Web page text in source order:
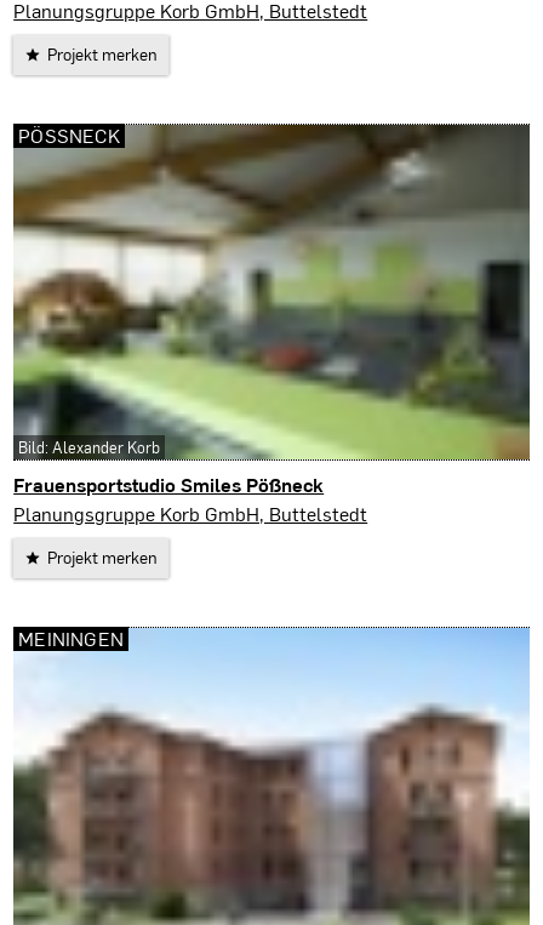
Erfurt
Planungsgruppe Korb GmbH, Buttelstedt
Projekt merken
Frauensportstudio Smiles Pößneck
Pößneck
Planungsgruppe Korb GmbH, Buttelstedt
Projekt merken
PÖSSNECK
Bild: Alexander Korb
MEININGEN